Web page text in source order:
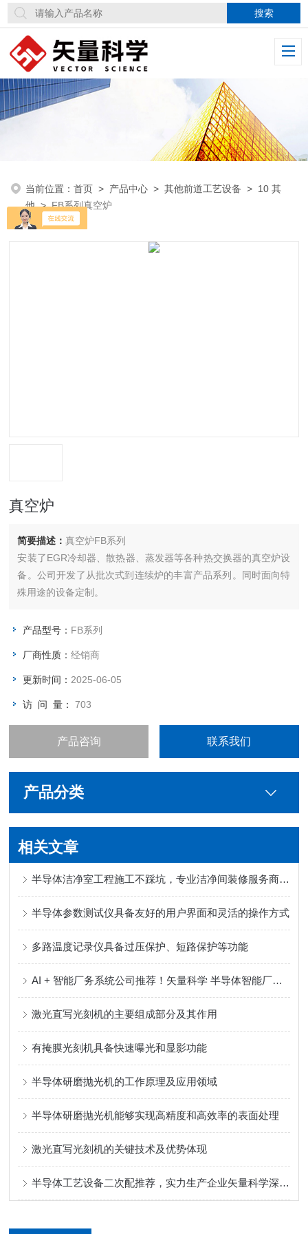
当前位置：首页 > 产品中心 >其他前道工艺设备 > 10 其
他>FB系列真空炉
真空炉
简要描述：真空炉FB系列
安装了EGR冷却器、散热器、蒸发器等各种热交换器的真空炉设
备。公司开发了从批次式到连续炉的丰富产品系列。同时面向特
殊用途的设备定制。
产品型号： FB系列
厂商性质：经销商
更新时间： 2025-06-05
访 问 量：703
产品咨询 联系我们
产品分类
相关文章
半导体洁净室工程施工不踩坑，专业洁净间装修服务商推荐
半导体参数测试仪具备友好的用户界面和灵活的操作方式
多路温度记录仪具备过压保护、短路保护等功能
AI + 智能厂务系统公司推荐！矢量科学 半导体智能厂务系统全链路解决方案服务商
激光直写光刻机的主要组成部分及其作用
有掩膜光刻机具备快速曝光和显影功能
半导体研磨抛光机的工作原理及应用领域
半导体研磨抛光机能够实现高精度和高效率的表面处理
激光直写光刻机的关键技术及优势体现
半导体工艺设备二次配推荐，实力生产企业矢量科学深度测评